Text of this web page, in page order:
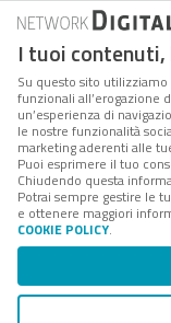
Forumpa.itè
presso Registro
Reg. n. 182 del 2
FPA s.r.l.
Coordinamento
è un'azienda
Codice Fiscale/
I tuoi
Su questo sito
funzionali all’erogazione
un’esperienza di
le nostre funzionalità
marketing aderenti alle
Puoi esprimere il tuo
Chiudendo questa
Potrai sempre gestire le
e ottenere maggiori
COOKIE POLICY.